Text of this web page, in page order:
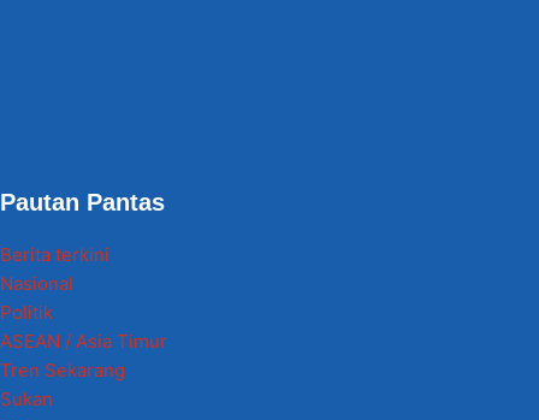
Pautan Pantas
Berita terkini
Nasional
Politik
ASEAN / Asia Timur
Tren Sekarang
Sukan